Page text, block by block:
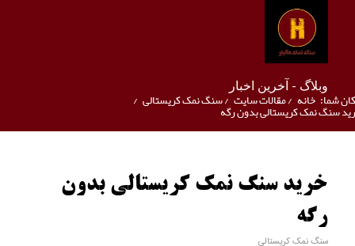
وبلاگ - آخرین اخبار
شما: خانه /مقالات سایت /سنگ نمک کریستالی /
سنگ نمک کریستالی بدون رگه
خرید سنگ نمک کریستالی بدون
رگه
سنگ نمک کریستالی